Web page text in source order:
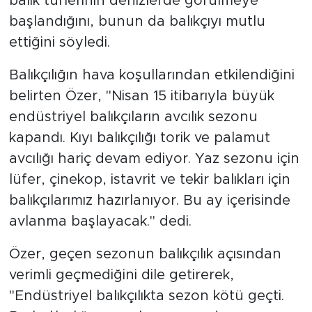
başlandığını, bunun da balıkçıyı mutlu
ettiğini söyledi.
Balıkçılığın hava koşullarından etkilendiğini
belirten Özer, "Nisan 15 itibarıyla büyük
endüstriyel balıkçıların avcılık sezonu
kapandı. Kıyı balıkçılığı torik ve palamut
avcılığı hariç devam ediyor. Yaz sezonu için
lüfer, çinekop, istavrit ve tekir balıkları için
balıkçılarımız hazırlanıyor. Bu ay içerisinde
avlanma başlayacak." dedi.
Özer, geçen sezonun balıkçılık açısından
verimli geçmediğini dile getirerek,
"Endüstriyel balıkçılıkta sezon kötü geçti.